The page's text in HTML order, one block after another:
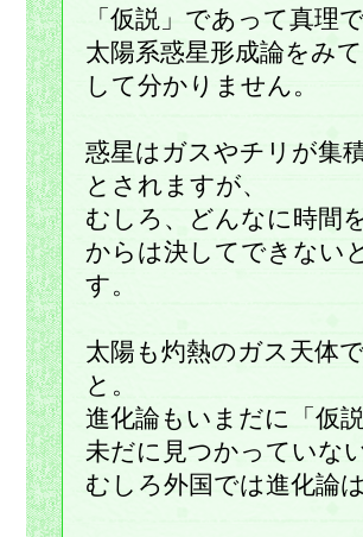
「仮説」であって真理
太陽系惑星形成論をみ
して分かりません。
惑星はガスやチリが集
とされますが、
むしろ、どんなに時間
からは決してできない
す。
太陽も灼熱のガス天体
と。
進化論もいまだに「仮
未だに見つかっていな
むしろ外国では進化論